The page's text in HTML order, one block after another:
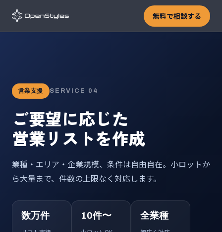
無料で相談する
営業支援 SERVICE 04
ご要望に応じた
営業リストを作成
業種・エリア・企業規模、条件は自由自在。小ロットか
ら大量まで、件数の上限なく対応します。
数万件 10件〜 全業種